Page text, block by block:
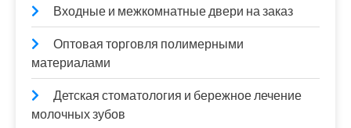
Входные и межкомнатные двери на заказ
Оптовая торговля полимерными
материалами
Детская стоматология и бережное лечение
молочных зубов